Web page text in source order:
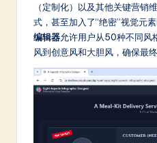
In
o
（定制化）以及其他关键营销
式，甚至加入了“绝密”视觉元
编辑器允许用户从50种不同风
风到创意风和大胆风，确保最